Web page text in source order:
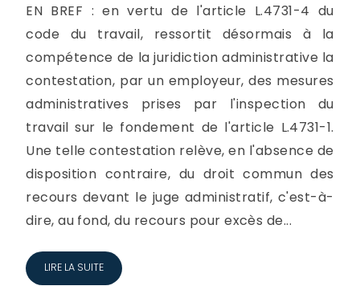
EN BREF : en vertu de l'article L.4731-4 du
code du travail, ressortit désormais à la
compétence de la juridiction administrative la
contestation, par un employeur, des mesures
administratives prises par l'inspection du
travail sur le fondement de l'article L.4731-1.
Une telle contestation relève, en l'absence de
disposition contraire, du droit commun des
recours devant le juge administratif, c'est-à-
dire, au fond, du recours pour excès de...
LIRE LA SUITE